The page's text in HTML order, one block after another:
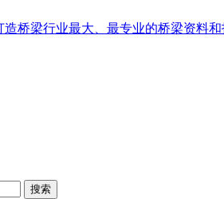
搜索